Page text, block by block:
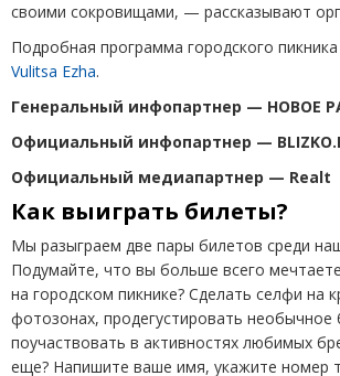
своими сокровищами, — рассказывают
Подробная программа городского
Vulitsa Ezha.
Генеральный инфопартнер — НОВОЕ
Официальный инфопартнер —
Официальный медиапартнер — Realt
Как выиграть билеты?
Мы разыграем две пары билетов среди
Подумайте, что вы больше всего
на городском пикнике? Сделать селфи на
фотозонах, продегустировать необычное
поучаствовать в активностях любимых
еще? Напишите ваше имя, укажите номер